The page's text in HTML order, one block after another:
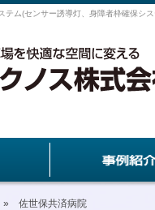
テム(センサー誘導灯、身障者枠確保シ
» 佐世保共済病院